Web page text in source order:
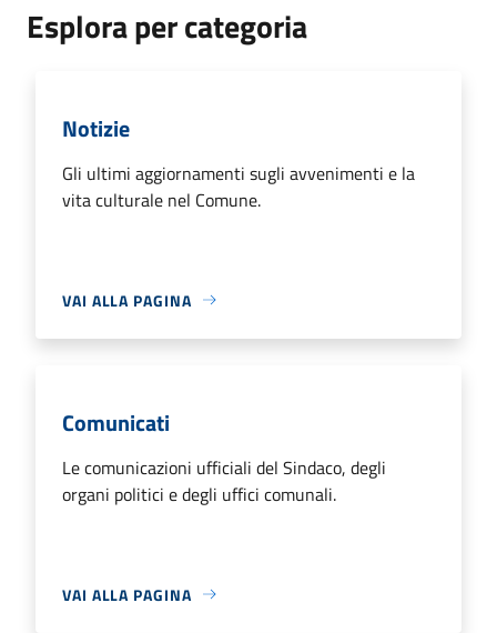
Esplora per categoria
Notizie
Gli ultimi aggiornamenti sugli avvenimenti e la
vita culturale nel Comune.
VAI ALLA PAGINA
Comunicati
Le comunicazioni ufficiali del Sindaco, degli
organi politici e degli uffici comunali.
VAI ALLA PAGINA